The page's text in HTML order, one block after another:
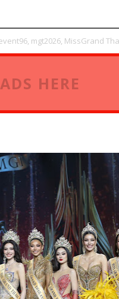
mgt2026, MissGrand
HERE